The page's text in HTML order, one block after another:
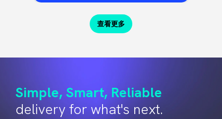
查看更多
Simple, Smart, Reliable
delivery for what's next.